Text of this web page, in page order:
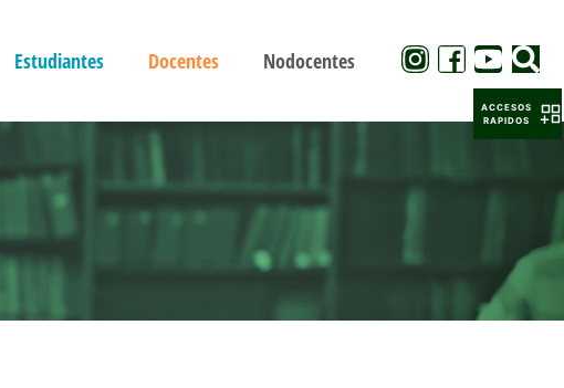
Estudiantes Docentes Nodocentes
ACCESOS
RAPIDOS